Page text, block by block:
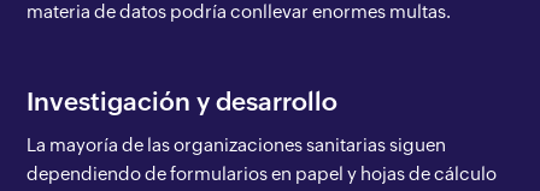
materia de datos podría conllevar enormes multas.
Investigación y desarrollo
La mayoría de las organizaciones sanitarias siguen
dependiendo de formularios en papel y hojas de cálculo